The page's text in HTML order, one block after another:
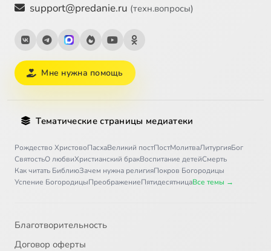
support@predanie.ru (техн.вопросы)
Мне нужна помощь
Тематические страницы медиатеки
Рождество ХристовоПасхаВеликий постПостМолитваЛитургияБог
СвятостьО любвиХристианский бракВоспитание детейСмерть
Как читать БиблиюЗачем нужна религияПокров Богородицы
Успение БогородицыПреображениеПятидесятницаВсе темы →
Благотворительность
Договор оферты